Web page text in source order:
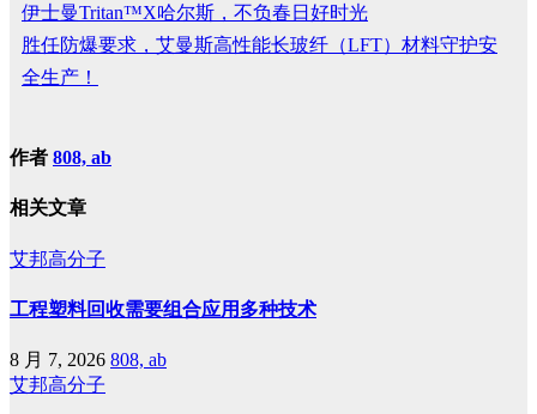
伊士曼Tritan™X哈尔斯，不负春日好时光
胜任防爆要求，艾曼斯高性能长玻纤（LFT）材料守护安
全生产！
作者 808, ab
相关文章
艾邦高分子
工程塑料回收需要组合应用多种技术
8 月 7, 2026 808, ab
艾邦高分子